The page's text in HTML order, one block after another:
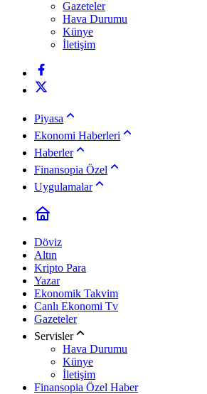
Gazeteler
Hava Durumu
Künye
İletişim
Piyasa
Ekonomi Haberleri
Haberler
Finansopia Özel
Uygulamalar
Döviz
Altın
Kripto Para
Yazar
Ekonomik Takvim
Canlı Ekonomi Tv
Gazeteler
Servisler
Hava Durumu
Künye
İletişim
Finansopia Özel Haber